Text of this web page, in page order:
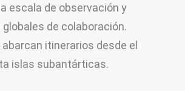
escala de observación y
de colaboración.
itinerarios desde el
islas subantárticas.